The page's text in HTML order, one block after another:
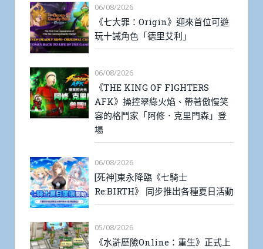
06/08/2026
《七大罪：Origin》迎來首位可遊
玩十誡角色「德里艾利」
06/08/2026
《THE KING OF FIGHTERS
AFK》操控翠綠火焰、帶著傲慢笑
容的格鬥家「阿修．克里門森」登
場
06/08/2026
[死神]東永降臨《七騎士
Re:BIRTH》 同步推出各種夏日活動
05/08/2026
《水滸歷險Online：重生》正式上